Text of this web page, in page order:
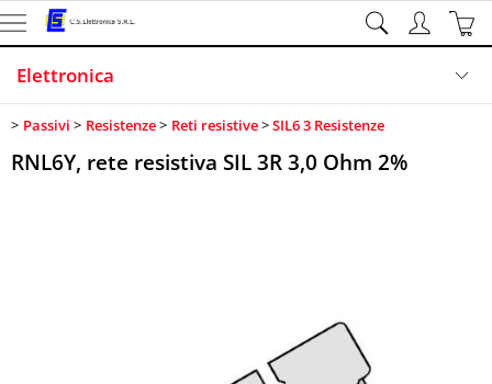
Elettronica
Illuminazione
Passivi Resistenze Reti resistive SIL6 3 Resistenze
RNL6Y, rete resistiva SIL 3R 3,0 Ohm 2%